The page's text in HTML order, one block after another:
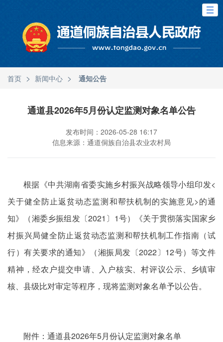
首页 > 新闻中心 > 通知公告
通道县2026年5月份认定监测对象名单公告
发布时间：2026-05-28 16:17
信息来源：通道侗族自治县农业农村局
根据《中共湖南省委实施乡村振兴战略领导小组印发<
关于健全防止返贫动态监测和帮扶机制的实施意见>的通
知》（湘委乡振组发〔2021〕1号）《关于贯彻落实国家乡
村振兴局健全防止返贫动态监测和帮扶机制工作指南（试
行）有关要求的通知》（湘振局发〔2022〕12号）等文件
精神，经农户提交申请、入户核实、村评议公示、乡镇审
核、县级比对审定等程序，现将监测对象名单予以公告。
附件：通道县2026年5月份认定监测对象名单